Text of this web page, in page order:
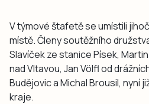
V týmové štafetě se umístili
místě. Členy soutěžního
Slavíček ze stanice Písek,
nad Vltavou, Jan Völfl od
Budějovic a Michal Brousil, nyní
kraje.